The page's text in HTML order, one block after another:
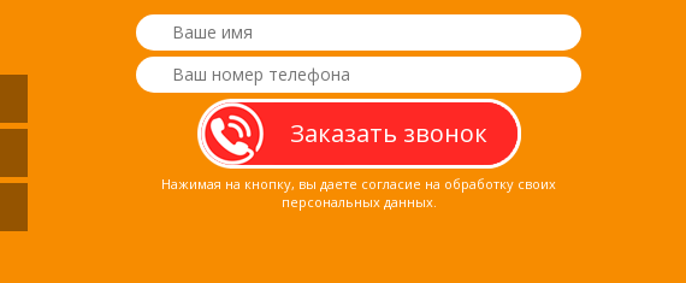
Нажимая на кнопку, вы даете согласие на обработку своих
персональных данных.